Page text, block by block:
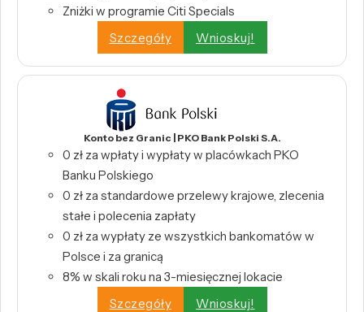
Zniżki w programie Citi Specials
Szczegóły
Wnioskuj!
Konto bez Granic | PKO Bank Polski S.A.
0 zł za wpłaty i wypłaty w placówkach PKO
Banku Polskiego
0 zł za standardowe przelewy krajowe, zlecenia
stałe i polecenia zapłaty
0 zł za wypłaty ze wszystkich bankomatów w
Polsce i za granicą
8% w skali roku na 3-miesięcznej lokacie
Szczegóły
Wnioskuj!